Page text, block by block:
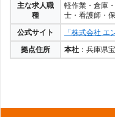
主な求人職
種
軽作業・倉庫
士・看護師・
公式サイト
「株式会社 エ
拠点住所
本社 ：兵庫県